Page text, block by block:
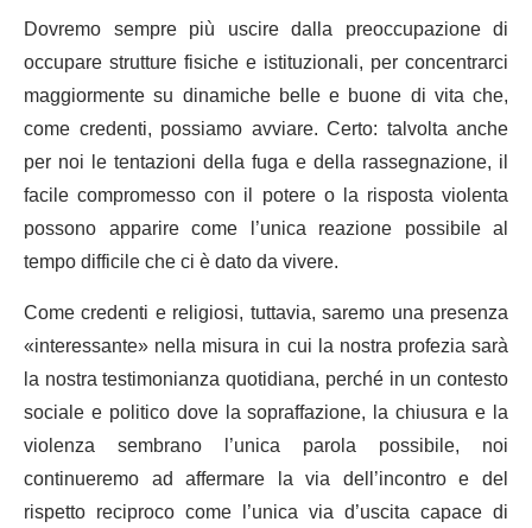
Dovremo sempre più uscire dalla preoccupazione di
occupare strutture fisiche e istituzionali, per concentrarci
maggiormente su dinamiche belle e buone di vita che,
come credenti, possiamo avviare. Certo: talvolta anche
per noi le tentazioni della fuga e della rassegnazione, il
facile compromesso con il potere o la risposta violenta
possono apparire come l’unica reazione possibile al
tempo difficile che ci è dato da vivere.
Come credenti e religiosi, tuttavia, saremo una presenza
«interessante» nella misura in cui la nostra profezia sarà
la nostra testimonianza quotidiana, perché in un contesto
sociale e politico dove la sopraffazione, la chiusura e la
violenza sembrano l’unica parola possibile, noi
continueremo ad affermare la via dell’incontro e del
rispetto reciproco come l’unica via d’uscita capace di